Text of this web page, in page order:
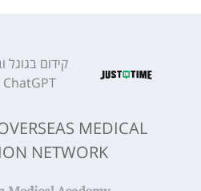
קידום בגוגל
ChatGPT
MEDICAL
NETWORK